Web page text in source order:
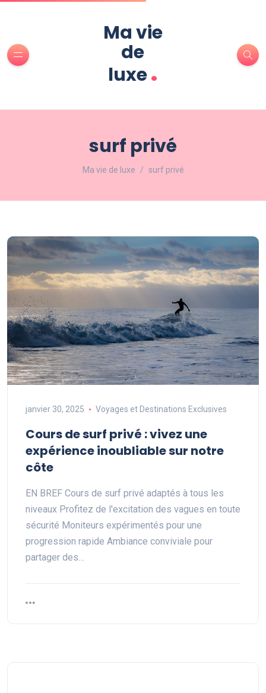
Ma vie
de
luxe.
surf privé
Ma vie de luxe surf privé
janvier 30, 2025 Voyages et Destinations Exclusives
Cours de surf privé : vivez une
expérience inoubliable sur notre
côte
EN BREF Cours de surf privé adaptés à tous les
niveaux Profitez de l'excitation des vagues en toute
sécurité Moniteurs expérimentés pour une
progression rapide Ambiance conviviale pour
partager des…